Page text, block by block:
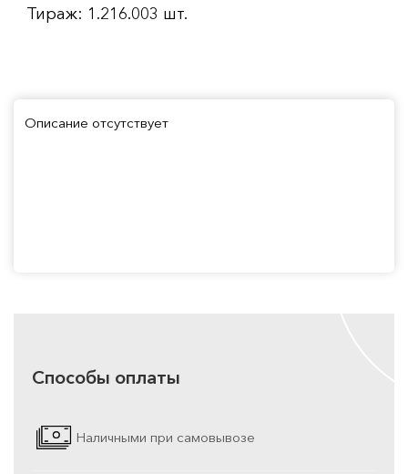
Тираж: 1.216.003 шт.
Описание отсутствует
Способы оплаты
Наличными при самовывозе